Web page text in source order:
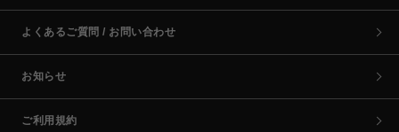
よくあるご質問 / お問い合わせ
お知らせ
ご利用規約